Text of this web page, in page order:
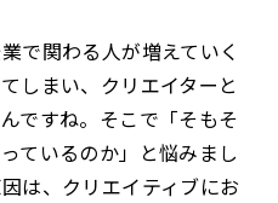
で関わる人が増えていく
しまい、クリエイターと
ですね。そこで「そもそ
ているのか」と悩みまし
は、クリエイティブにお